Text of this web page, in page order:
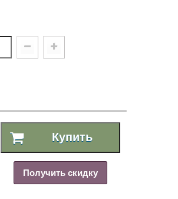
Купить
Получить скидку